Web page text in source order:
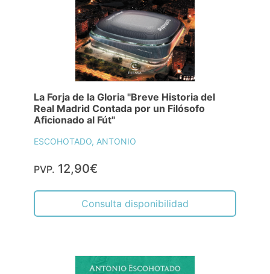
La Forja de la Gloria "Breve Historia del
Real Madrid Contada por un Filósofo
Aficionado al Fút"
ESCOHOTADO, ANTONIO
PVP. 12,90€
Consulta disponibilidad